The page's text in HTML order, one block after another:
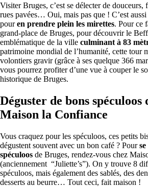
Visiter Bruges, c’est se délecter de douceurs,
rues pavées… Oui, mais pas que ! C’est
pouren prendre plein les mirettes. Pour ce
grand-place de Bruges, pour découvrir le
emblématique de la ville culminant à 83
patrimoine mondial de l’humanité, cette tour
volontiers gravir (grâce à ses quelque 366
vous pourrez profiter d’une vue à couper le
historique de Bruges.
Déguster de bons spéculoos
Maison la Confiance
Vous craquez pour les spéculoos, ces petits
dégustent souvent avec un bon café ? Pour
spéculoos de Bruges, rendez-vous chez
(anciennement “Juliette’s”). On y trouve 8
spéculoos, mais également des sablés, des
desserts au beurre… Tout ceci, fait maison !